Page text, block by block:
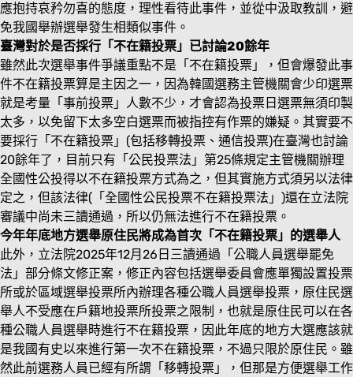
應抱持哀矜勿喜的態度，理性看待此事件，並從中汲取教訓，避
免我國舉辦選舉發生相類似事件。
臺灣對於是否採行「不在籍投票」已討論20餘年
雖然此次選舉事件爭議重點不是「不在籍投票」，但會爆發此事
件不在籍投票算是主因之一，因為韓國選務主管機關會少印選票
就是考量「事前投票」人數不少，才會認為投票日選票無須印製
太多，以免留下太多空白選票而被指控有作票的嫌疑。其實要不
要採行「不在籍投票」(包括移轉投票、通信投票)在臺灣也討論
20餘年了，目前只有「公民投票法」第25條規定主管機關辦理
全國性公投得以不在籍投票方式為之，但其實施方式須另以法律
定之，但該法律(「全國性公民投票不在籍投票法」)還在立法院
審議中尚未三讀通過，所以仍無法進行不在籍投票。
今年年底地方選舉原住民將成為首次「不在籍投票」的選舉人
此外，立法院2025年12月26日三讀通過「公職人員選舉罷免
法」部分條文修正案，修正內容包括選舉委員會應單獨設置投票
所或於區域選舉投票所內辦理各種公職人員選舉投票，原住民選
舉人不受應在戶籍地投票所投票之限制，也就是原住民可以在各
種公職人員選舉時進行不在籍投票，因此年底的地方大選應該就
是我國有史以來進行第一次不在籍投票，不過只限於原住民。雖
然此前選務人員已經有所謂「移轉投票」，但那是方便選舉工作